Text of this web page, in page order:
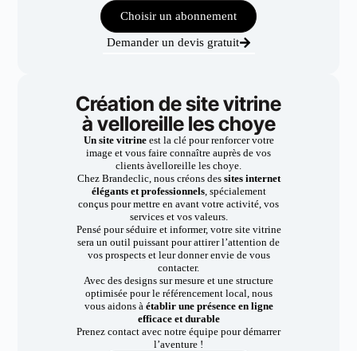
Choisir un abonnement
Demander un devis gratuit
Création de site vitrine
à velloreille les choye
Un site vitrineest la clé pour renforcer votre
image et vous faire connaître auprès de vos
clients àvelloreille les choye.
Chez Brandeclic, nous créons dessites internet
élégants et professionnels, spécialement
conçus pour mettre en avant votre activité, vos
services et vos valeurs.
Pensé pour séduire et informer, votre site vitrine
sera un outil puissant pour attirer l’attention de
vos prospects et leur donner envie de vous
contacter.
Avec des designs sur mesure et une structure
optimisée pour le référencement local, nous
vous aidons à établir une présence en ligne
efficace et durable
Prenez contact avec notre équipe pour démarrer
l’aventure !